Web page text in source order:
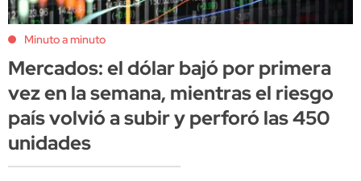
Minuto a minuto
Mercados: el dólar bajó por primera
vez en la semana, mientras el riesgo
país volvió a subir y perforó las 450
unidades